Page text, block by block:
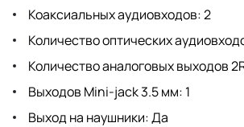
Коаксиальных аудиовходов: 2
Количество оптических
Количество аналоговых выходов
Выходов Mini-jack 3.5 мм: 1
Выход на наушники: Да